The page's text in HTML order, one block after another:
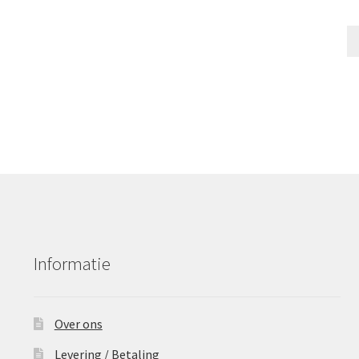
Informatie
Over ons
Levering / Betaling